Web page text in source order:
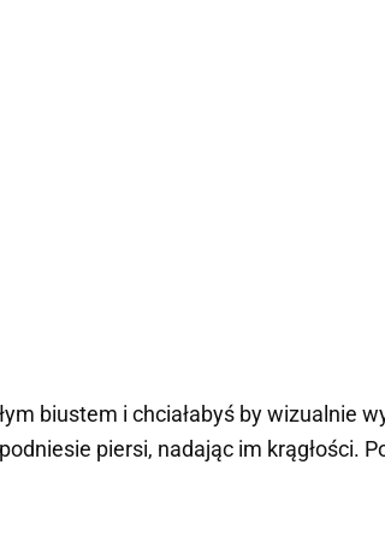
biustem i chciałabyś by wizualnie
piersi, nadając im krągłości.